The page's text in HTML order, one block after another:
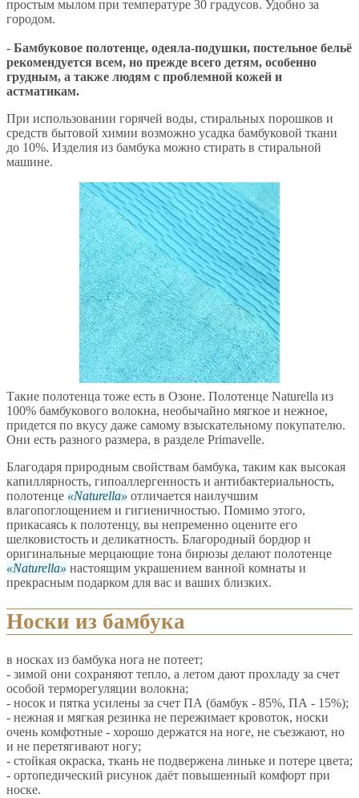
простым мылом при температуре 30 градусов. Удобно за
городом.
- Бамбуковое полотенце, одеяла-подушки, постельное бельё
рекомендуется всем, но прежде всего детям, особенно
грудным, а также людям с проблемной кожей и
астматикам.
При использовании горячей воды, стиральных порошков и
средств бытовой химии возможно усадка бамбуковой ткани
до 10%. Изделия из бамбука можно стирать в стиральной
машине.
Такие полотенца тоже есть в Озоне. Полотенце Naturella из
100% бамбукового волокна, необычайно мягкое и нежное,
придется по вкусу даже самому взыскательному покупателю.
Они есть разного размера, в разделе Primavelle.
Благодаря природным свойствам бамбука, таким как высокая
капиллярность, гипоаллергенность и антибактериальность,
полотенце
Naturella
отличается наилучшим
влагопоглощением и гигиеничностью. Помимо этого,
прикасаясь к полотенцу, вы непременно оцените его
шелковистость и деликатность. Благородный бордюр и
оригинальные мерцающие тона бирюзы делают полотенце
Naturella
настоящим украшением ванной комнаты и
прекрасным подарком для вас и ваших близких.
Носки из бамбука
в носках из бамбука нога не потеет;
- зимой они сохраняют тепло, а летом дают прохладу за счет
особой терморегуляции волокна;
- носок и пятка усилены за счет ПА (бамбук - 85%, ПА - 15%);
- нежная и мягкая резинка не пережимает кровоток, носки
очень комфотные - хорошо держатся на ноге, не съезжают, но
и не перетягивают ногу;
- стойкая окраска, ткань не подвержена линьке и потере цвета;
- ортопедический рисунок даёт повышенный комфорт при
носке.